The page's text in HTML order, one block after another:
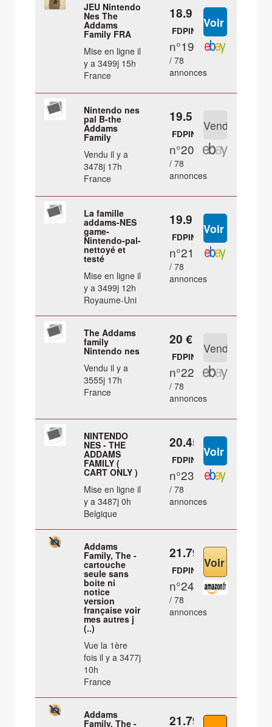
JEU Nintendo
Nes The
Addams
Family FRA
Mise en ligne il
y a 3499j 15h
France
18.9 €
FDPIN
n°19
/ 78
annonces
Nintendo nes
pal B-the
Addams
Family
Vendu il y a
3478j 17h
France
19.5 €
FDPIN
n°20
/ 78
annonces
La famille
addams-NES
game-
Nintendo-pal-
nettoyé et
testé
Mise en ligne il
y a 3499j 12h
Royaume-Uni
19.9 €
FDPIN
n°21
/ 78
annonces
The Addams
family
Nintendo nes
Vendu il y a
3555j 17h
France
20 €
FDPIN
n°22
/ 78
annonces
NINTENDO
NES - THE
ADDAMS
FAMILY (
CART ONLY )
Mise en ligne il
y a 3487j 0h
Belgique
20.45 €
FDPIN
n°23
/ 78
annonces
Addams
Family, The -
cartouche
seule sans
boite ni
notice
version
française voir
mes autres j
(..)
Vue la 1ère
fois il y a 3477j
10h
France
21.79 €
FDPIN
n°24
/ 78
annonces
Addams
Family, The - 21.79 €